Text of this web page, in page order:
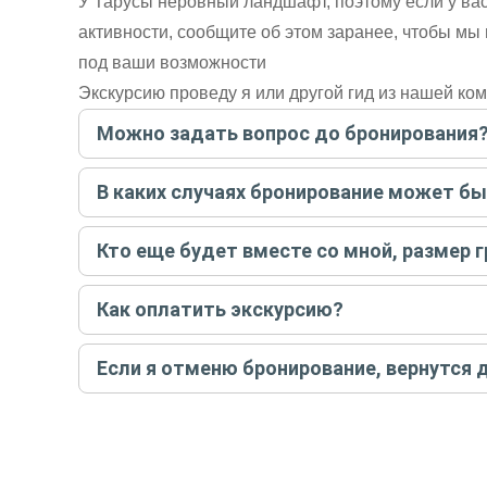
активности, сообщите об этом заранее, чтобы
под ваши возможности
Экскурсию проведу я или другой гид из нашей
Можно задать вопрос до бронирования?
Достаточно перейти по ссылке «Задать вопрос» и
бронируйте экскурсию.Задать вопрос.
В каких случаях бронирование может
Только в случае неблагоприятных погодных
вас об отмене, а мы вернем предоплату на карту. Во
Кто еще будет вместе со мной, размер
Если экскурсия индивидуальная, гид проведет
условий конкретной экскурсии.
Как оплатить экскурсию?
Создайте заказ на удобную дату и время, и
контакты организатора и точное место встречи.
Если я отменю бронирование, вернутся